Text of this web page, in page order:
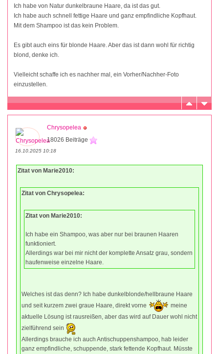
Ich habe von Natur dunkelbraune Haare, da ist das gut.
Ich habe auch schnell fettige Haare und ganz empfindliche Kopfhaut.
Mit dem Shampoo ist das kein Problem.
Es gibt auch eins für blonde Haare. Aber das ist dann wohl für richtig
blond, denke ich.
Vielleicht schaffe ich es nachher mal, ein Vorher/Nachher-Foto
einzustellen.
Chrysopelea
18026 Beiträge
16.10.2025 10:18
Zitat von Marie2010:
Zitat von Chrysopelea:
Zitat von Marie2010:
Ich habe ein Shampoo, was aber nur bei braunen Haaren
funktioniert.
Allerdings war bei mir nicht der komplette Ansatz grau, sondern
haufenweise einzelne Haare.
Welches ist das denn? Ich habe dunkelblonde/hellbraune Haare
und seit kurzem zwei graue Haare, direkt vorne
meine
aktuelle Lösung ist rausreißen, aber das wird auf Dauer wohl nicht
zielführend sein
Allerdings brauche ich auch Antischuppenshampoo, hab leider
ganz empfindliche, schuppende, stark fettende Kopfhaut. Müsste